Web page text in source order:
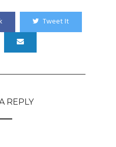
Tweet It
REPLY